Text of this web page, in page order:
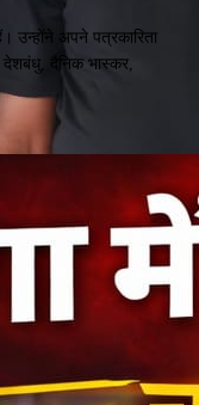
उन्होंने अपने पत्रकारिता
दैनिक भास्कर,